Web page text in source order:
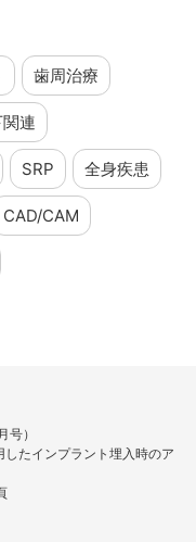
歯周治療
連
SRP 全身疾患
CAD/CAM
）
たインプラント埋入時のア